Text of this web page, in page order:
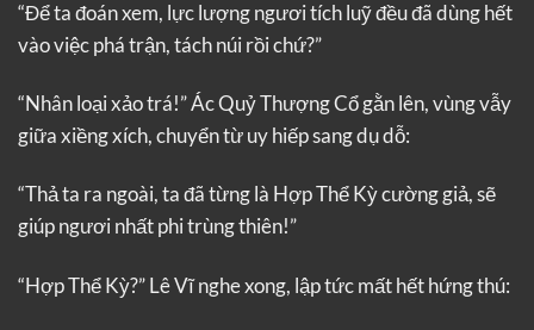
“Để ta đoán xem, lực lượng ngươi tích luỹ đều đã dùng hết
vào việc phá trận, tách núi rồi chứ?”
“Nhân loại xảo trá!” Ác Quỷ Thượng Cổ gằn lên, vùng vẫy
giữa xiềng xích, chuyển từ uy hiếp sang dụ dỗ:
“Thả ta ra ngoài, ta đã từng là Hợp Thể Kỳ cường giả, sẽ
giúp ngươi nhất phi trùng thiên!”
“Hợp Thể Kỳ?” Lê Vĩ nghe xong, lập tức mất hết hứng thú: